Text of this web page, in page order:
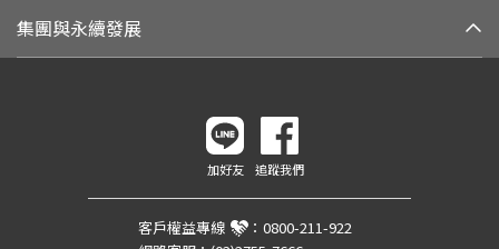
集團與永續發展
加好友 追蹤我們
客戶權益專線 ： 0800-211-922